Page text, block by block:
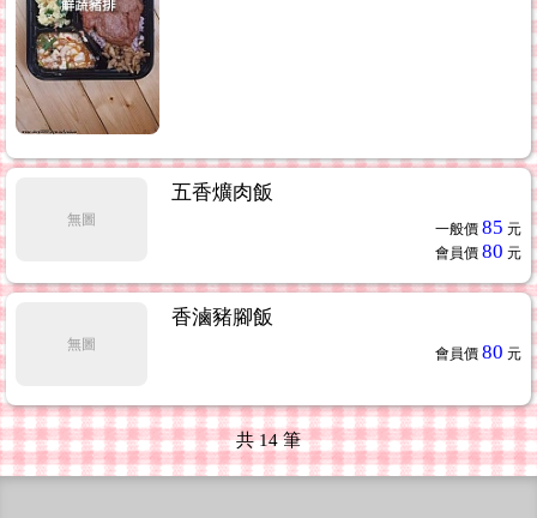
無圖
五香爌肉飯
一般價 85 元
會員價 80 元
無圖
香滷豬腳飯
會員價 80 元
共14筆